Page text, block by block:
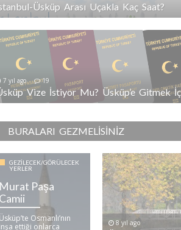
Üsküp Arası Uçakla Kaç Saat?
7 yıl ago 19
BURALARI GEZMELISINIZ
GEZILECEK/GÖRÜLECEK
YERLER
Murat Paşa
Camii
Üsküp’te Osmanlı’nın
inşa ettiği onlarca
8 yıl ago